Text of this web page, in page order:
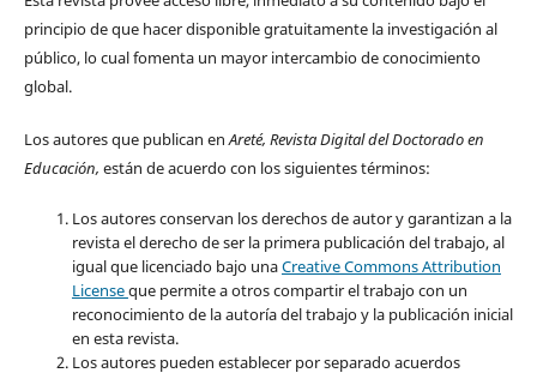
principio de que hacer disponible gratuitamente la investigación al
público, lo cual fomenta un mayor intercambio de conocimiento
global.
Los autores que publican enAreté, Revista Digital del Doctorado en
Educación, están de acuerdo con los siguientes términos:
Los autores conservan los derechos de autor y garantizan a la
revista el derecho de ser la primera publicación del trabajo, al
igual que licenciado bajo unaCreative Commons Attribution
Licenseque permite a otros compartir el trabajo con un
reconocimiento de la autoría del trabajo y la publicación inicial
en esta revista.
Los autores pueden establecer por separado acuerdos